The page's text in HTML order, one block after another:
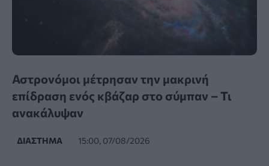
Αστρονόμοι μέτρησαν την μακρινή
επίδραση ενός κβάζαρ στο σύμπαν – Τι
ανακάλυψαν
ΔΙΆΣΤΗΜΑ 15:00, 07/08/2026